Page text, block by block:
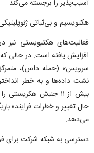
آسیب‌پذیر را برجسته می‌کند.
هکتویسیم و بی‌ثباتی
افزایش یافته است. در حالی
سرویس» (حمله داس)، متمرکز
نشت داده‌ها و به خطر
بیش از ۱۱ جنبش
حال تغییر و خطرات فزاینده
می‌دهد.
دسترسی به شبکه شرکت برای